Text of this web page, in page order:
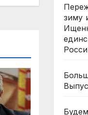
зиму